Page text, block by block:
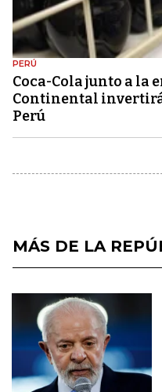
PERÚ
Coca-Cola junto a la
Continental
Perú
MÁS DE LA